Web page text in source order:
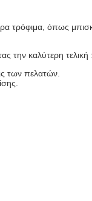
τρόφιμα, όπως
καλύτερη τελική
των πελατών.